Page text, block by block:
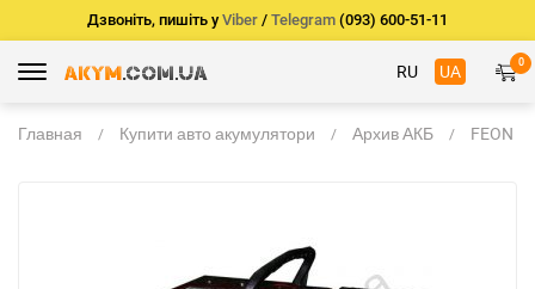
Дзвоніть, пишіть у Viber / Telegram (093) 600-51-11
RU UA 0
Главная Купити авто акумулятори Архив АКБ FEON